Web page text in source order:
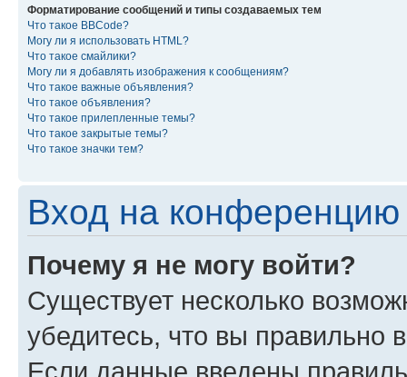
Форматирование сообщений и типы создаваемых тем
Что такое BBCode?
Могу ли я использовать HTML?
Что такое смайлики?
Могу ли я добавлять изображения к сообщениям?
Что такое важные объявления?
Что такое объявления?
Что такое прилепленные темы?
Что такое закрытые темы?
Что такое значки тем?
Вход на конференцию
Почему я не могу войти?
Существует несколько
убедитесь, что вы правильно
Если данные введены